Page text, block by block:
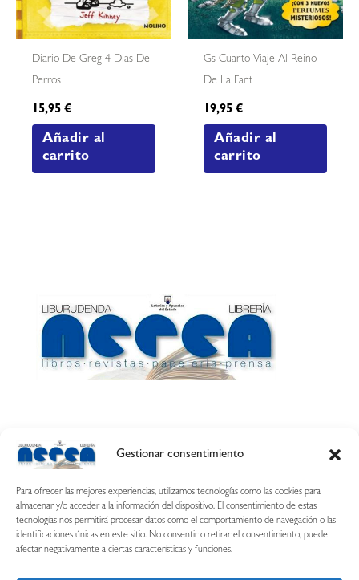
Gestionar consentimiento
Para ofrecer las mejores experiencias, utilizamos tecnologías como las cookies para
almacenar y/o acceder a la información del dispositivo. El consentimiento de estas
tecnologías nos permitirá procesar datos como el comportamiento de navegación o las
identificaciones únicas en este sitio. No consentir o retirar el consentimiento, puede
afectar negativamente a ciertas características y funciones.
Diario De Greg 4 Dias De
Perros
15,95€
Añadir al
carrito
Gs Cuarto Viaje Al Reino
De La Fant
19,95€
Añadir al
carrito
Calle Esquíroz, 27
687 54 31 70
nerearetamonge@gmail.com